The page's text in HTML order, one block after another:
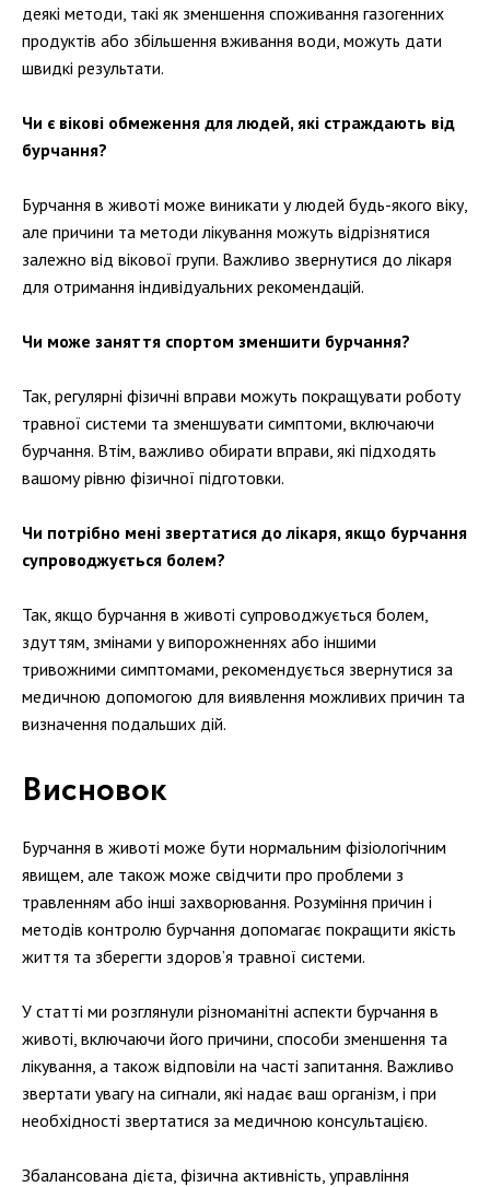
деякі методи, такі як зменшення споживання газогенних
продуктів або збільшення вживання води, можуть дати
швидкі результати.
Чи є вікові обмеження для людей, які страждають від
бурчання?
Бурчання в животі може виникати у людей будь-якого віку,
але причини та методи лікування можуть відрізнятися
залежно від вікової групи. Важливо звернутися до лікаря
для отримання індивідуальних рекомендацій.
Чи може заняття спортом зменшити бурчання?
Так, регулярні фізичні вправи можуть покращувати роботу
травної системи та зменшувати симптоми, включаючи
бурчання. Втім, важливо обирати вправи, які підходять
вашому рівню фізичної підготовки.
Чи потрібно мені звертатися до лікаря, якщо бурчання
супроводжується болем?
Так, якщо бурчання в животі супроводжується болем,
здуттям, змінами у випорожненнях або іншими
тривожними симптомами, рекомендується звернутися за
медичною допомогою для виявлення можливих причин та
визначення подальших дій.
Висновок
Бурчання в животі може бути нормальним фізіологічним
явищем, але також може свідчити про проблеми з
травленням або інші захворювання. Розуміння причин і
методів контролю бурчання допомагає покращити якість
життя та зберегти здоров’я травної системи.
У статті ми розглянули різноманітні аспекти бурчання в
животі, включаючи його причини, способи зменшення та
лікування, а також відповіли на часті запитання. Важливо
звертати увагу на сигнали, які надає ваш організм, і при
необхідності звертатися за медичною консультацією.
Збалансована дієта, фізична активність, управління